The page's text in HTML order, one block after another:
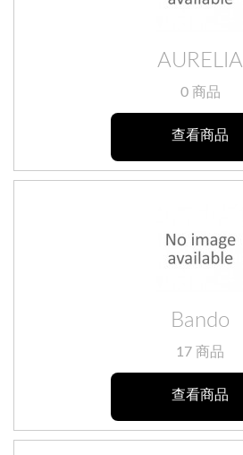
AURELIA
0 商品
查看商品
Bando
17 商品
查看商品